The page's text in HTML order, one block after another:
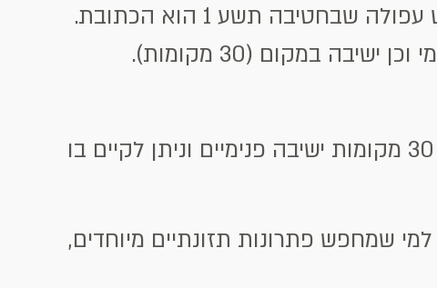
אם אתם מחפשים פיצה בעפולה עם כשרות מהודרת ושירות אדיב, סניף פיצה האט עפולה שבחטיבה תשע 1 הוא הכתובת.
במקום (30 מקומות).
הסניף הוא בחירה מצוינת לארוחת צהריים או ערב עם דגש על נוחות. המקום כולל 30 מקומות ישיבה פנימיים וניתן לקיים בו
שמחפש פתרונות תזונתיים מיוחדים,